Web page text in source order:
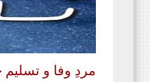
مردِ وفا و تسلیم